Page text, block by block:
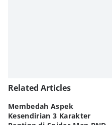
Related Articles
Membedah Aspek
Kesendirian 3 Karakter